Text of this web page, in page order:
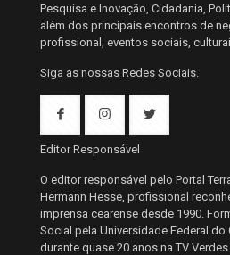
Pesquisa e Inovação, Cidadania,
além dos principais encontros de
profissional, eventos sociais,
Siga as nossas Redes Sociais.
Editor Responsável
O editor responsável pelo Portal
Hermann Hesse, profissional
imprensa cearense desde 1990.
Social pela Universidade Federal do
durante quase 20 anos na TV